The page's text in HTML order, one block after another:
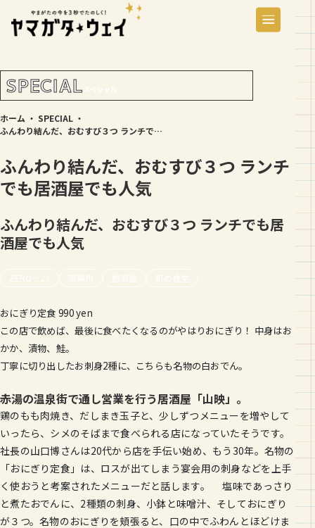
SPECIAL スペシャル
ホーム ・ SPECIAL ・
ふんわり結んだ、おむすび３つ ランチでも居酒屋でも人気
ふんわり結んだ、おむすび３つ ランチ
でも居酒屋でも人気
ふんわり結んだ、おむすび３つ ランチでも居
酒屋でも人気
ZERO☆23 南陽市 居酒屋 町の食堂
おにぎり定食 990 yen
この店で飲めば、最後に食べたくなるのがやはりおにぎり！ 中身はお
かか、漬物、鮭。
丁寧に切り出したお刺身2種に、こちらも名物の白おでん。
赤湯の温泉街で通し営業を行う居酒屋「山映」。
鶏のもも肉焼き、だしまき玉子と、少しずつメニューを増やして
いったら、シメのそばまで食べられる店になっていたそうです。
社長の山口博さんは20代から店を手伝い始め、もう30年。名物の
「おにぎり定食」は、ロスが出てしまう宴会用の刺身などを上手
く使おうと考案されたメニューだと話します。 塩味であっさり
と煮たおでんに、2種類の刺身、小鉢と味噌汁、そしておにぎり
が３つ。名物のおにぎりを頬張ると、口の中でふわんとほどけま